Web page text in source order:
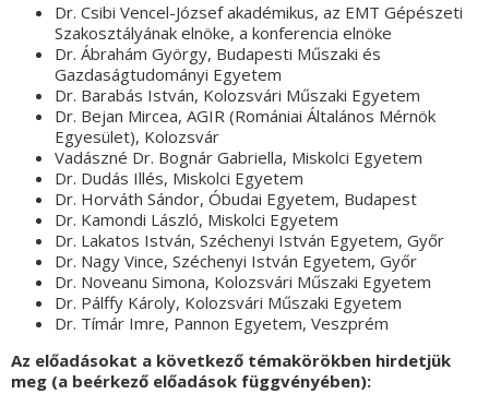
Dr. Csibi Vencel-József akadémikus, az EMT Gépészeti
Szakosztályának elnöke, a konferencia elnöke
Dr. Ábrahám György, Budapesti Műszaki és
Gazdaságtudományi Egyetem
Dr. Barabás István, Kolozsvári Műszaki Egyetem
Dr. Bejan Mircea, AGIR (Romániai Általános Mérnök
Egyesület), Kolozsvár
Vadászné Dr. Bognár Gabriella, Miskolci Egyetem
Dr. Dudás Illés, Miskolci Egyetem
Dr. Horváth Sándor, Óbudai Egyetem, Budapest
Dr. Kamondi László, Miskolci Egyetem
Dr. Lakatos István, Széchenyi István Egyetem, Győr
Dr. Nagy Vince, Széchenyi István Egyetem, Győr
Dr. Noveanu Simona, Kolozsvári Műszaki Egyetem
Dr. Pálffy Károly, Kolozsvári Műszaki Egyetem
Dr. Tímár Imre, Pannon Egyetem, Veszprém
Az előadásokat a következő témakörökben hirdetjük
meg (a beérkező előadások függvényében):